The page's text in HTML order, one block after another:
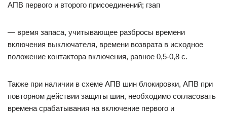
АПВ первого и второго присоединений; гзап
— время запаса, учитывающее разбросы времени
включения выключателя, времени возврата в исходное
положение контактора включения, равное 0,5-0,8 с.
Также при наличии в схеме АПВ шин блокировки, АПВ при
повторном действии защиты шин, необходимо согласовать
времена срабатывания на включение первого и